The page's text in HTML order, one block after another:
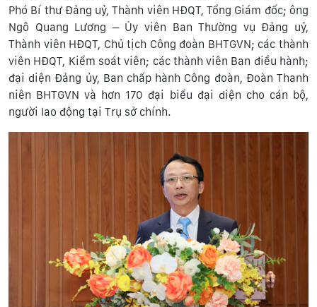
Phó Bí thư Đảng uỷ, Thành viên HĐQT, Tổng Giám đốc; ông
Ngô Quang Lương – Ủy viên Ban Thường vụ Đảng uỷ,
Thành viên HĐQT, Chủ tịch Công đoàn BHTGVN; các thành
viên HĐQT, Kiểm soát viên; các thành viên Ban điều hành;
đại diện Đảng ủy, Ban chấp hành Công đoàn, Đoàn Thanh
niên BHTGVN và hơn 170 đại biểu đại diện cho cán bộ,
người lao động tại Trụ sở chính.